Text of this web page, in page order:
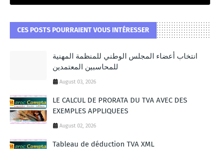
CES POSTS POURRAIENT VOUS INTÉRESSER
انتخاب أعضاء المجلس الوطني للمنظمة المهنية
للمحاسبين المعتمدين
August 03, 2026
LE CALCUL DE PRORATA DU TVA AVEC DES
EXEMPLES APPLIQUEES
August 02, 2026
Tableau de déduction TVA XML